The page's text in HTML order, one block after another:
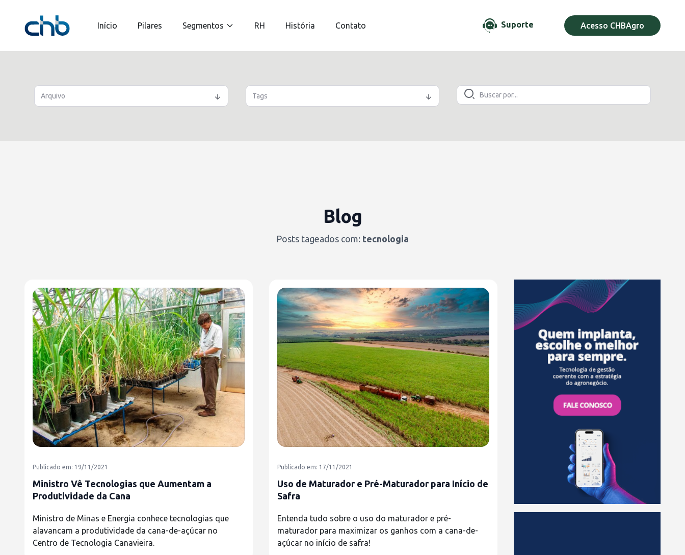
Início Pilares Segmentos RH História Contato Suporte Acesso CHBAgro
Arquivo Tags
Blog
Posts tageados com: tecnologia
Publicado em: 19/11/2021
Ministro Vê Tecnologias que Aumentam a
Produtividade da Cana
Ministro de Minas e Energia conhece tecnologias que
alavancam a produtividade da cana-de-açúcar no
Centro de Tecnologia Canavieira.
Publicado em: 17/11/2021
Uso de Maturador e Pré-Maturador para Início de
Safra
Entenda tudo sobre o uso do maturador e pré-
maturador para maximizar os ganhos com a cana-de-
açúcar no início de safra!